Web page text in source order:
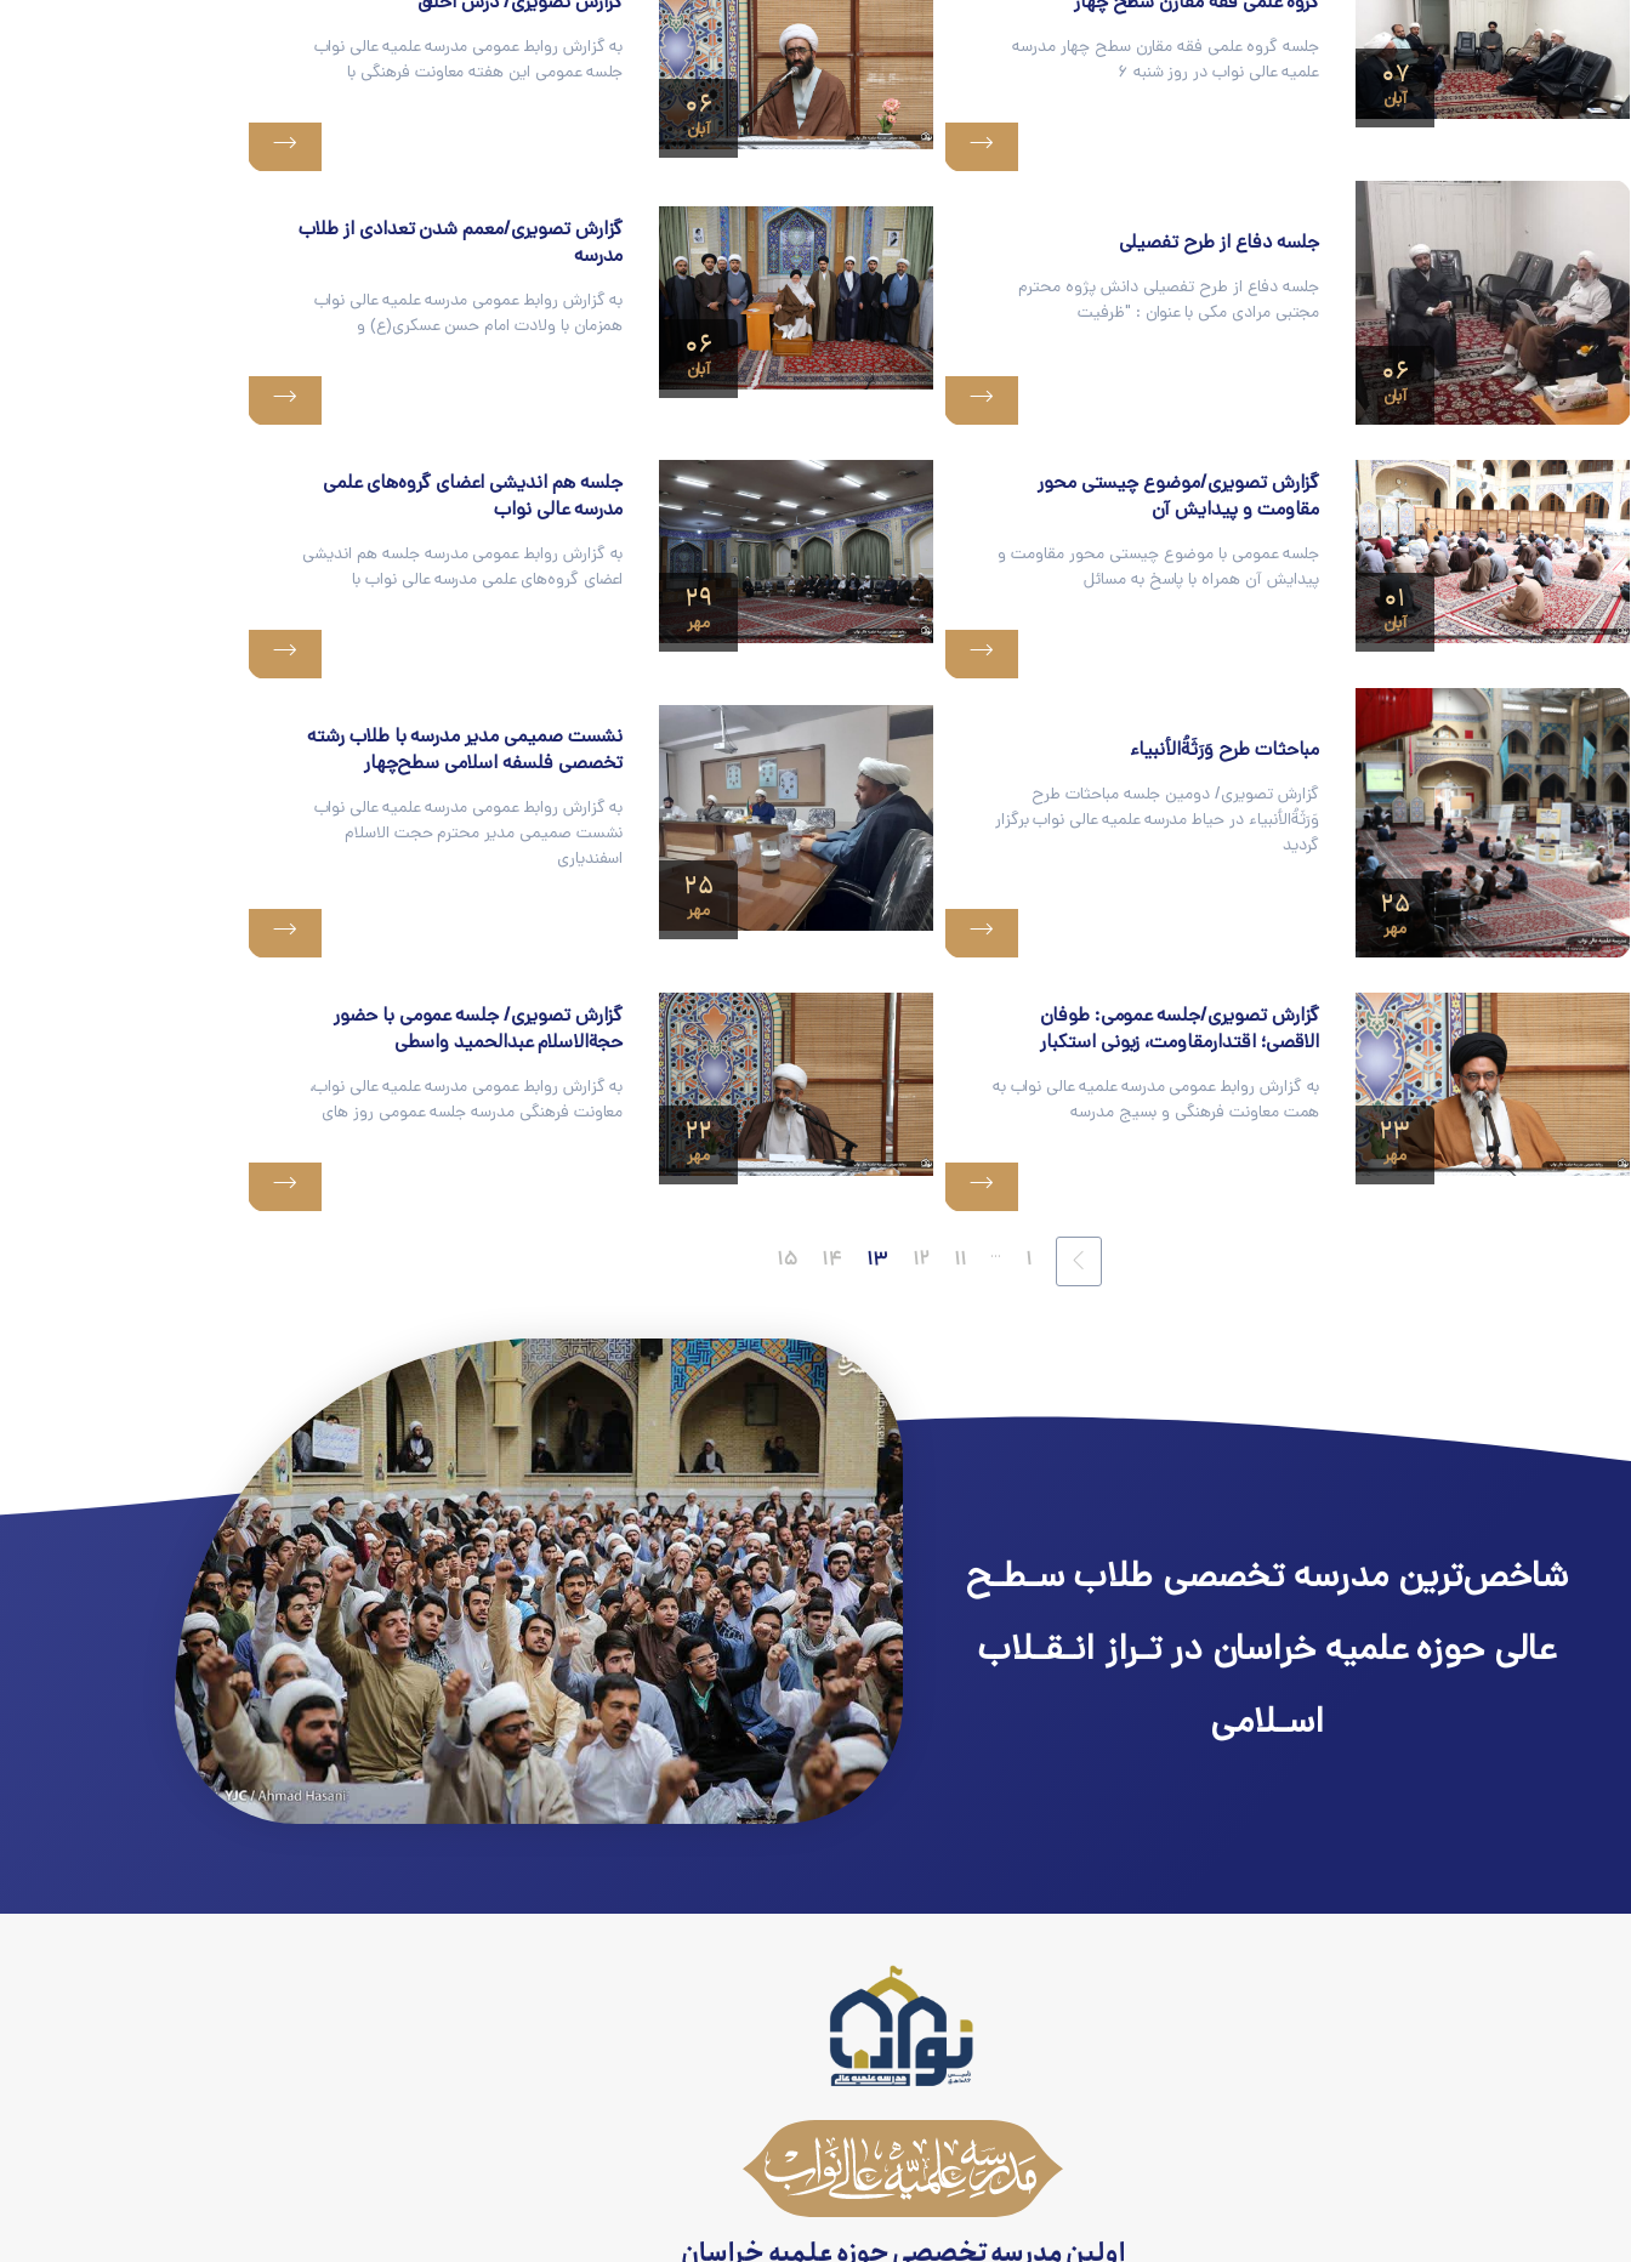
۰۷
آبان
جلسه گروه علمی فقه مقارن سطح چهار مدرسه
علمیه عالی نواب در روز شنبه ۶
۰۶
آبان
به گزارش روابط عمومی مدرسه علمیه عالی نواب
جلسه عمومی این هفته معاونت فرهنگی با
۰۶
آبان
جلسه دفاع از طرح تفصیلی
جلسه دفاع از طرح تفصیلی دانش پژوه محترم
مجتبی مرادی مکی با عنوان : "ظرفیت
۰۶
آبان
گزارش تصویری/معمم شدن تعدادی از طلاب
مدرسه
به گزارش روابط عمومی مدرسه علمیه عالی نواب
همزمان با ولادت امام حسن عسکری(ع) و
۰۱
آبان
گزارش تصویری/موضوع چیستی محور
مقاومت و پیدایش آن
جلسه عمومی با موضوع چیستی محور مقاومت و
پیدایش آن همراه با پاسخ به مسائل
۲۹
مهر
جلسه هم اندیشی اعضای گروه‌های علمی
مدرسه عالی نواب
به گزارش روابط عمومی مدرسه جلسه هم اندیشی
اعضای گروه‌های علمی مدرسه عالی نواب با
۲۵
مهر
مباحثات طرح وَرَثَةُ‌الأنبیاء
گزارش تصویری/ دومین جلسه مباحثات طرح
وَرَثَةُ‌الأنبیاء در حیاط مدرسه علمیه عالی نواب برگزار
گردید
۲۵
مهر
نشست صمیمی مدیر مدرسه با طلاب رشته
تخصصی فلسفه اسلامی سطح‌چهار
به گزارش روابط عمومی مدرسه علمیه عالی نواب
نشست صمیمی مدیر محترم حجت الاسلام
اسفندیاری
۲۳
مهر
گزارش تصویری/جلسه عمومی: طوفان
الاقصی؛ اقتدارمقاومت، زبونی استکبار
به گزارش روابط عمومی مدرسه علمیه عالی نواب به
همت معاونت فرهنگی و بسیج مدرسه
۲۲
مهر
گزارش تصویری/ جلسه عمومی با حضور
حجة‌الاسلام‌ عبدالحمید واسطی
به گزارش روابط عمومی مدرسه علمیه عالی نواب،
معاونت فرهنگی مدرسه جلسه عمومی روز های
۱ ... ۱۱ ۱۲ ۱۳ ۱۴ ۱۵
شاخص‌ترین مدرسه تخصصی طلاب سـطـح
عالی حوزه علمیه خراسان در تـراز انـقـلاب
اسـلامی